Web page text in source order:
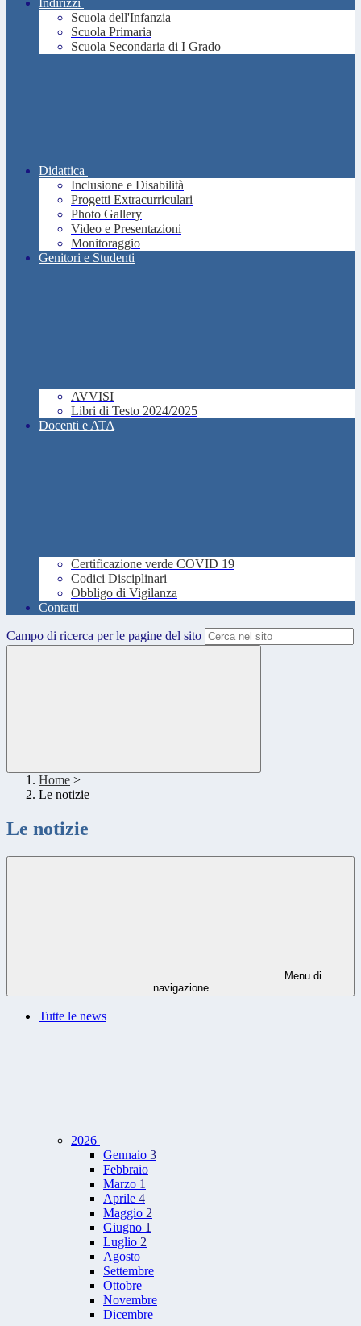
Indirizzi
Scuola dell'Infanzia
Scuola Primaria
Scuola Secondaria di I Grado
Didattica
Inclusione e Disabilità
Progetti Extracurriculari
Photo Gallery
Video e Presentazioni
Monitoraggio
Genitori e Studenti
AVVISI
Libri di Testo 2024/2025
Docenti e ATA
Certificazione verde COVID 19
Codici Disciplinari
Obbligo di Vigilanza
Contatti
Campo di ricerca per le pagine del sito
Home >
Le notizie
Le notizie
Menu di
navigazione
Tutte le news
2026
Gennaio 3
Febbraio
Marzo 1
Aprile 4
Maggio 2
Giugno 1
Luglio 2
Agosto
Settembre
Ottobre
Novembre
Dicembre